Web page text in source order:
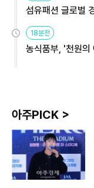
섬유패션 글로벌
원
18분전
농식품부, '천원
아주PICK >